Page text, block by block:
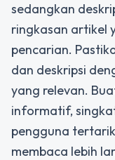
sedangkan
ringkasan artikel
pencarian.
dan deskripsi
yang relevan.
informatif,
pengguna
membaca lebih